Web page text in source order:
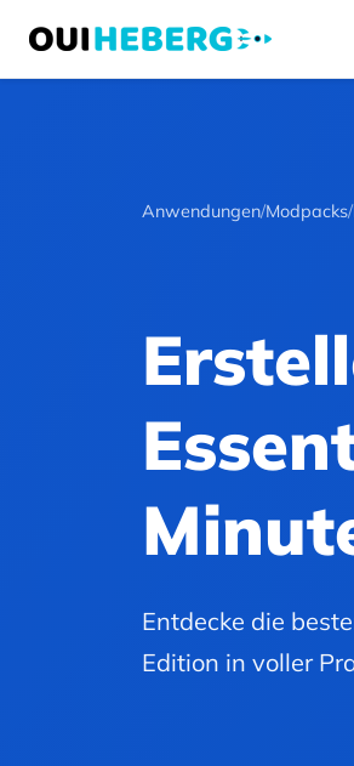
Anwendungen/Modpacks/
Entdecke die
Edition in voller